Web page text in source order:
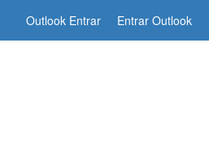
Outlook Entrar Entrar Outlook